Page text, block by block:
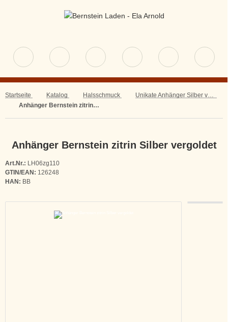
Startseite Katalog Halsschmuck
Unikate Anhänger Silber vergoldet
Anhänger Bernstein zitrin Silber vergoldet
Anhänger Bernstein zitrin Silber vergoldet
Art.Nr.: LH06zg110
GTIN/EAN: 126248
HAN: BB